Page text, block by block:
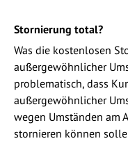
Stornierung total?
Was die kostenlosen
außergewöhnlicher
problematisch, dass
außergewöhnlicher
wegen Umständen am
stornieren können